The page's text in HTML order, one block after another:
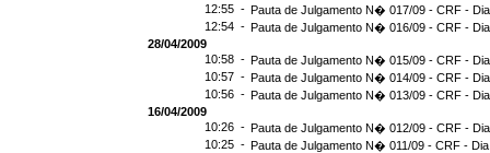
12:55 - Pauta de Julgamento N� 017/09 - CRF -
12:54 - Pauta de Julgamento N� 016/09 - CRF -
28/04/2009
10:58 - Pauta de Julgamento N� 015/09 - CRF -
10:57 - Pauta de Julgamento N� 014/09 - CRF -
10:56 - Pauta de Julgamento N� 013/09 - CRF -
16/04/2009
10:26 - Pauta de Julgamento N� 012/09 - CRF -
10:25 - Pauta de Julgamento N� 011/09 - CRF -